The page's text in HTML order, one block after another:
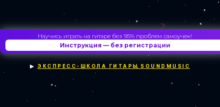
▶ ЭКСПРЕСС-ШКОЛА ГИТАРЫ SOUNDMUSIC
Научись играть на гитаре без 95% проблем самоучек!
Инструкция — без регистрации
?